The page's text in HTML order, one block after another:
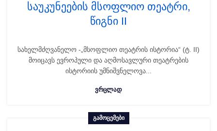
საუკუნეების მსოფლიო თეატრი,
წიგნი II
სახელმძღვანელო -„მსოფლიო თეატრის ისტორია“ (ტ. II)
მოიცავს ევროპული და აღმოსავლური თეატრების
ისტორიის უმნიშვნელოვა...
ᲕᲠᲪᲚᲐᲓ
ᲒᲐᲛᲝᲪᲔᲛᲔᲑᲘ